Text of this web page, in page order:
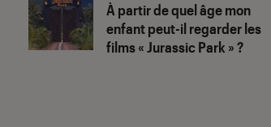
À partir de quel âge mon
enfant peut-il regarder les
films « Jurassic Park » ?